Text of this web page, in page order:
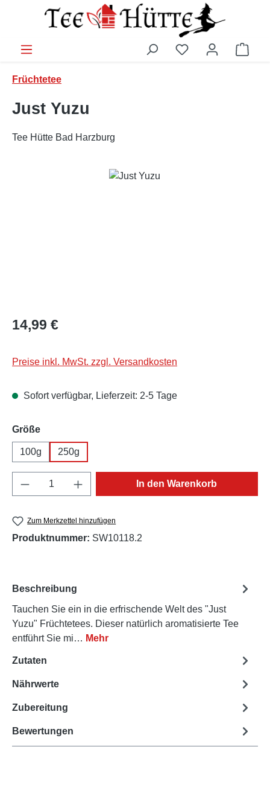
Zum Hauptinhalt springen
Früchtetee
Just Yuzu
Tee Hütte Bad Harzburg
Bildergalerie überspringen
Regulärer Preis:
14,99 €
Preise inkl. MwSt. zzgl. Versandkosten
Sofort verfügbar, Lieferzeit: 2-5 Tage
Größeauswählen
100g 250g
Produkt Anzahl: Gib den gewünschten
In den Warenkorb
Zum Merkzettel hinzufügen
Produktnummer: SW10118.2
Beschreibung
Tauchen Sie ein in die erfrischende Welt des "Just
Yuzu" Früchtetees. Dieser natürlich aromatisierte Tee
entführt Sie mi… Mehr
Zutaten
Nährwerte
Zubereitung
Bewertungen